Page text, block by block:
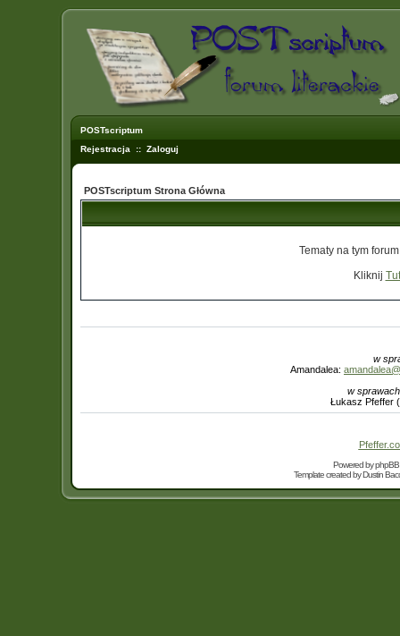
POSTscriptum
Rejestracja :: Zaloguj
POSTscriptum Strona Główna
Tematy na tym
Kliknij
w
Amandalea:
w
Łukasz Pfeffer
Powered byphpBB
Template created byDustin